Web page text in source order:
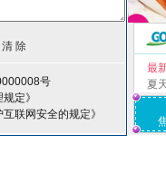
号
定》
联网安全的规定》
最
夏